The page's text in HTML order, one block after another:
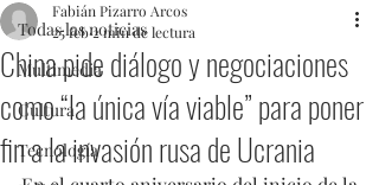
Todas las noticias
Multimedia
Cultura
Tecnología
China pide diálogo y negociaciones
como “la única vía viable” para poner
fin a la invasión rusa de Ucrania
Fabián Pizarro Arcos
25 feb2 min de lectura